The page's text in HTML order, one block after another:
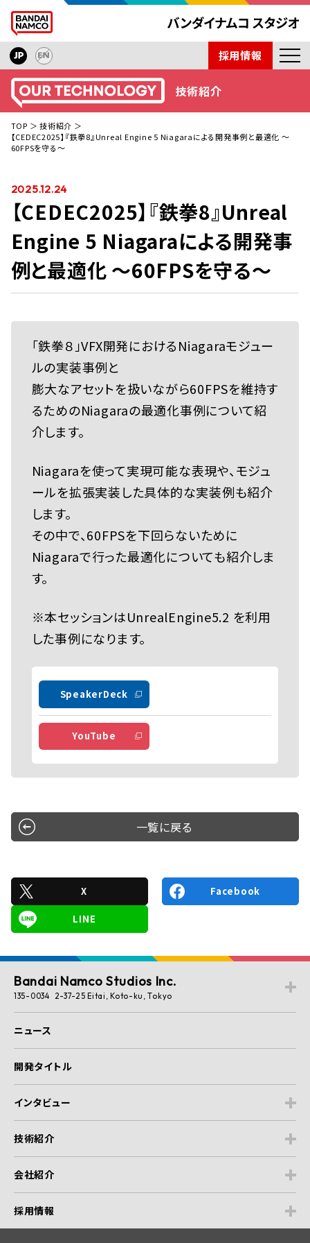
採用情報
ニュース
開発タイトル
取材依頼
技術紹介
TOP
技術紹介
【CEDEC2025】『鉄拳8』Unreal Engine 5 Niagaraによる開発事例と最適化 ～
60FPSを守る～
2025.12.24
【CEDEC2025】『鉄拳8』Unreal
Engine 5 Niagaraによる開発事
例と最適化 ～60FPSを守る～
「鉄拳８」VFX開発におけるNiagaraモジュー
ルの実装事例と
膨大なアセットを扱いながら60FPSを維持す
るためのNiagaraの最適化事例について紹
介します。
Niagaraを使って実現可能な表現や、モジュ
ールを拡張実装した具体的な実装例も紹介
します。
その中で、60FPSを下回らないために
Niagaraで行った最適化についても紹介しま
す。
※本セッションはUnrealEngine5.2 を利用
した事例になります。
SpeakerDeck
YouTube
一覧に戻る
X Facebook
LINE
Bandai Namco Studios Inc.
135-0034 2-37-25 Eitai, Koto-ku, Tokyo
ニュース
開発タイトル
インタビュー
技術紹介
会社紹介
採用情報